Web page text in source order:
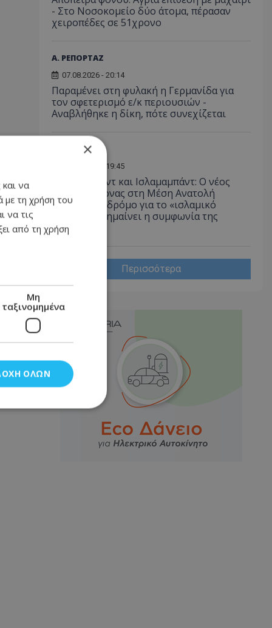
- Στο Νοσοκομείο δύο άτομα, πέρασαν
χειροπέδες σε 51χρονο
Α. ΡΕΠΟΡΤΑΖ
07.08.2026 - 20:14
Παραμένει στη φυλακή η Γερμανίδα για
τον σφετερισμό ε/κ περιουσιών -
Αναβλήθηκε η δίκη, πότε συνεχίζεται
07.08.2026 - 19:45
Άγκυρα, Ριάντ και Ισλαμαμπάντ: Ο νέος
ισχυρός άξονας στη Μέση Ανατολή
ανοίγει τον δρόμο για το «ισλαμικό
ΝΑΤΟ», τι σημαίνει η συμφωνία της
Μέκκας
Περισσότερα
×
και να
με τη χρήση του
να τις
από τη χρήση
Μη
ταξινομημένα
ΌΛΩΝ
και τη
με τον τρόπο
χρήστης
ιστότοπο και
χρήστης πριν
λόγω ιστότοπο.